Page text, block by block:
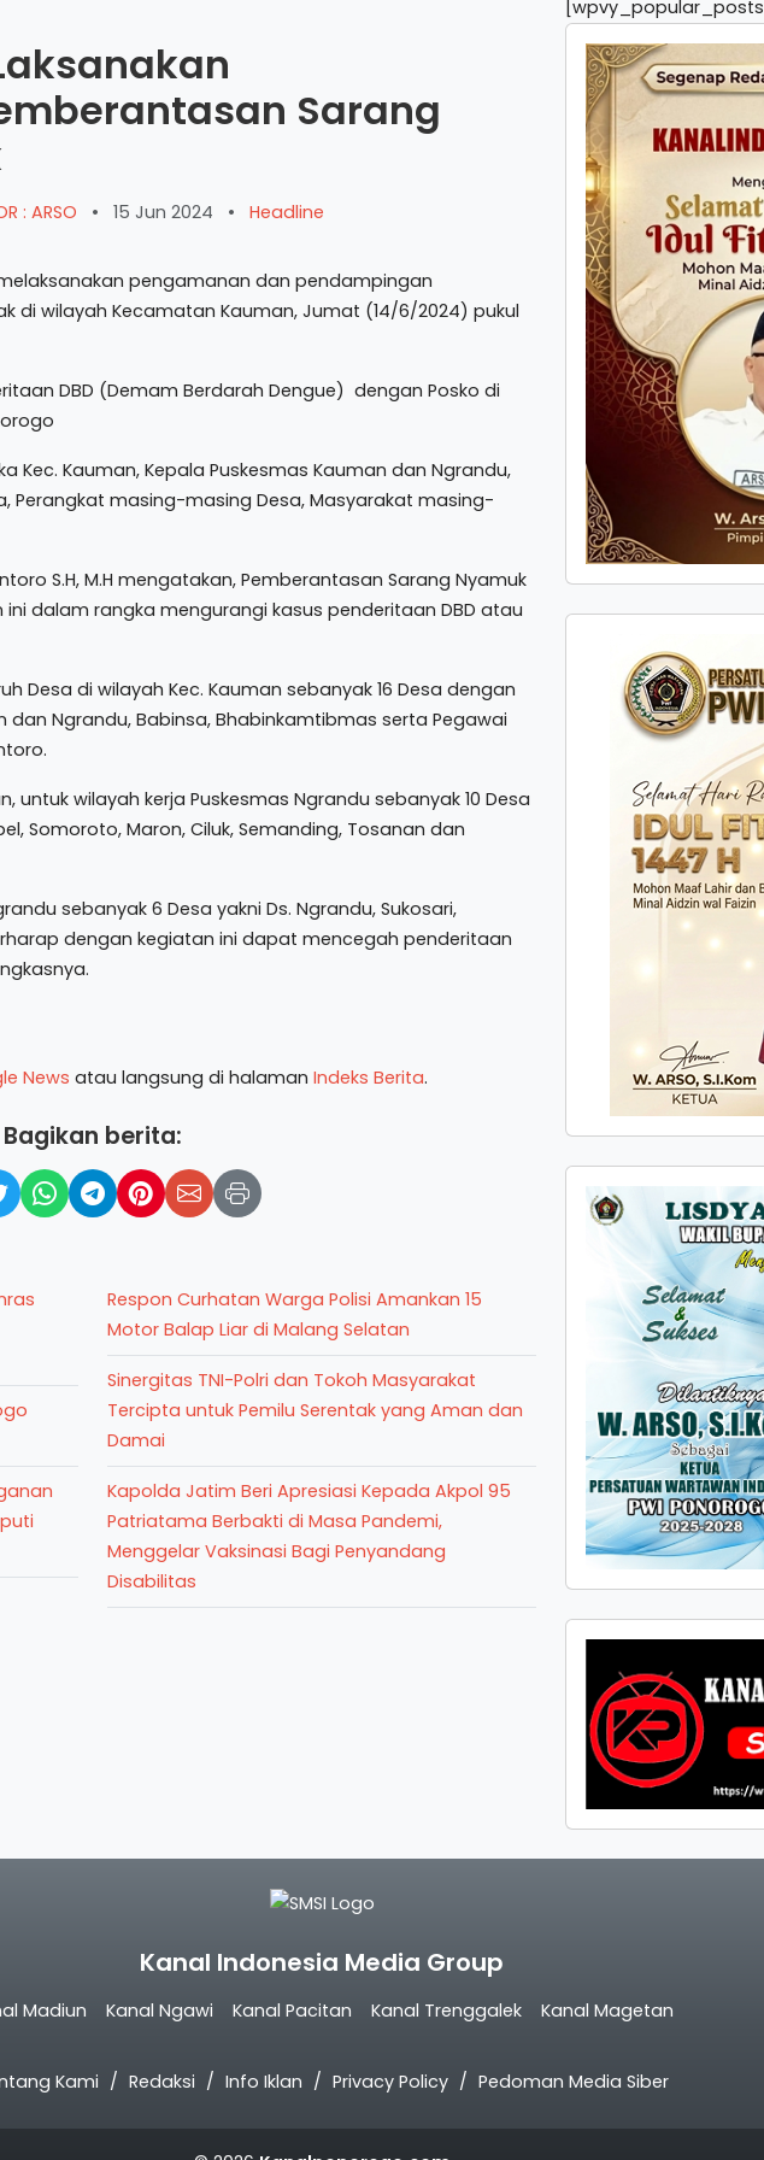
Sarang
: ARSO • 15 Jun 2024 • Headline
pengamanan dan pendampingan
di wilayah Kecamatan Kauman, Jumat (14/6/2024) pukul
DBD (Demam Berdarah Dengue) dengan Posko di
Kec. Kauman, Kepala Puskesmas Kauman dan Ngrandu,
Perangkat masing-masing Desa, Masyarakat masing-
S.H, M.H mengatakan, Pemberantasan Sarang Nyamuk
dalam rangka mengurangi kasus penderitaan DBD atau
Desa di wilayah Kec. Kauman sebanyak 16 Desa dengan
Ngrandu, Babinsa, Bhabinkamtibmas serta Pegawai
untuk wilayah kerja Puskesmas Ngrandu sebanyak 10 Desa
Somoroto, Maron, Ciluk, Semanding, Tosanan dan
sebanyak 6 Desa yakni Ds. Ngrandu, Sukosari,
dengan kegiatan ini dapat mencegah penderitaan
News atau langsung di halaman Indeks Berita.
Bagikan berita:
Respon Curhatan Warga Polisi Amankan 15
Motor Balap Liar di Malang Selatan
Sinergitas TNI-Polri dan Tokoh Masyarakat
Tercipta untuk Pemilu Serentak yang Aman dan
Damai
Kapolda Jatim Beri Apresiasi Kepada Akpol 95
Patriatama Berbakti di Masa Pandemi,
Menggelar Vaksinasi Bagi Penyandang
Disabilitas
[wpvy_popular_posts]
Kanal Indonesia Media Group
Madiun Kanal Ngawi Kanal Pacitan Kanal Trenggalek Kanal Magetan
Kami Redaksi Info Iklan Privacy Policy Pedoman Media Siber